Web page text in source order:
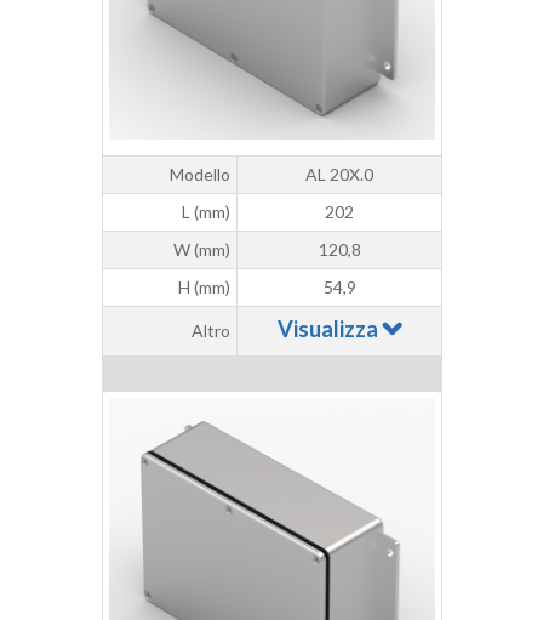
Modello
AL 20X.0
L (mm)
202
W (mm)
120,8
H (mm)
54,9
Altro Visualizza